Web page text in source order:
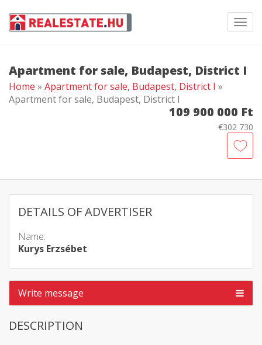
Apartment for sale, Budapest, District I
Home » Apartment for sale, Budapest, District I »
Apartment for sale, Budapest, District I
109 900 000 Ft
€302 730
DETAILS OF ADVERTISER
Name:
Kurys Erzsébet
Write message
DESCRIPTION